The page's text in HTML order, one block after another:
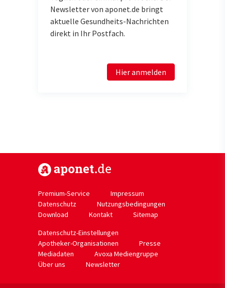
Newsletter von aponet.de bringt
aktuelle Gesundheits-Nachrichten
direkt in Ihr Postfach.
Hier anmelden
Premium-Service
Impressum
Datenschutz
Nutzungsbedingungen
Download
Kontakt
Sitemap
Datenschutz-Einstellungen
Apotheker-Organisationen
Presse
Mediadaten
Avoxa Mediengruppe
Über uns
Newsletter